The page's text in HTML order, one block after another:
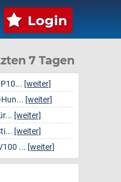
Login
7 Tagen
[weiter]
[weiter]
[weiter]
[weiter]
... [weiter]